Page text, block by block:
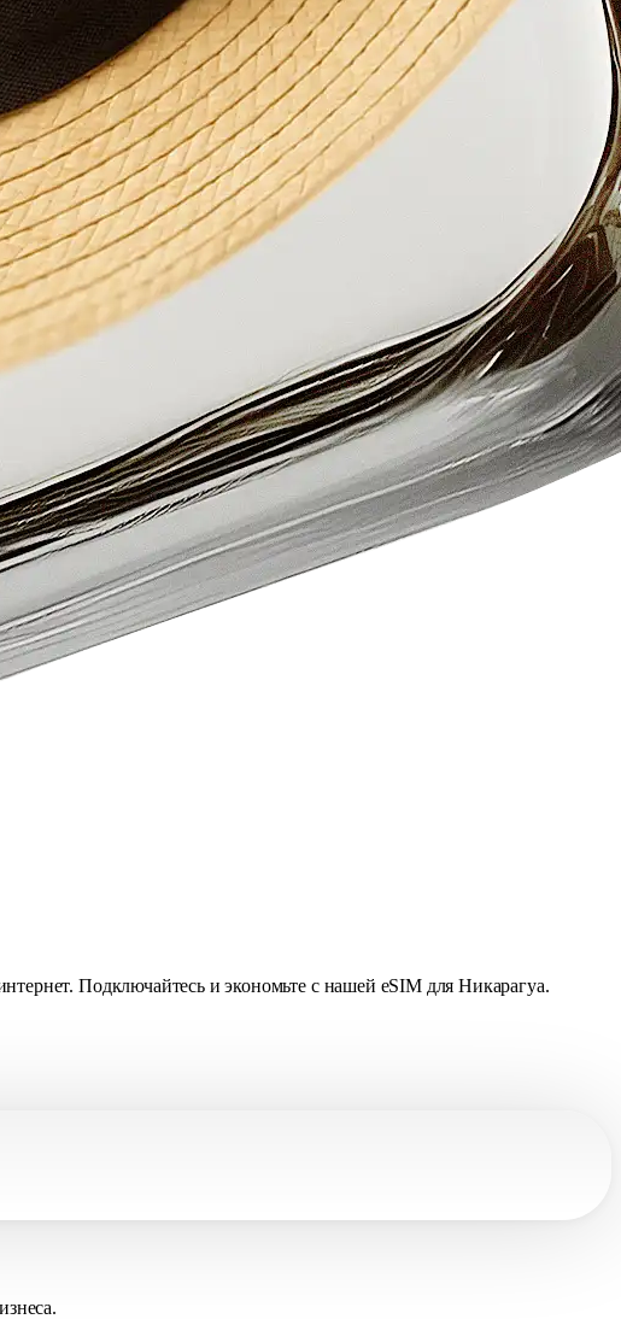
Подключайтесь и экономьте с нашей eSIM для Никарагуа.